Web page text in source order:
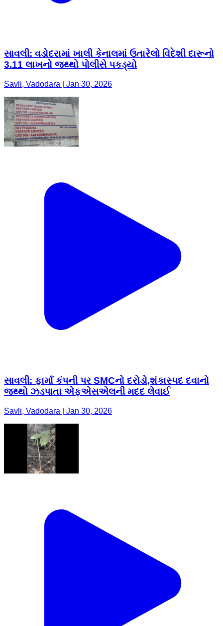
સાવલી: વડોદરામાં ખાલી કેનાલમાં ઉતારેલો વિદેશી દારૂનો
3.11 લાખનો જથ્થો પોલીસે પકડ્યો
Savli, Vadodara | Jan 30, 2026
સાવલી: ફાર્મા કંપની પર SMCનો દરોડો,શંકાસ્પદ દવાનો
જથ્થો ઝડપાતા એફએસએલની મદદ લેવાઈ
Savli, Vadodara | Jan 30, 2026